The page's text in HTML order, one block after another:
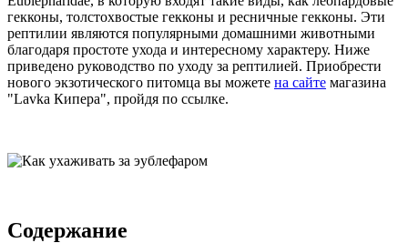
гекконы, толстохвостые гекконы и ресничные гекконы. Эти
рептилии являются популярными домашними животными
благодаря простоте ухода и интересному характеру. Ниже
приведено руководство по уходу за рептилией. Приобрести
нового экзотического питомца вы можете на сайте магазина
"Lavka Кипера", пройдя по ссылке.
Содержание